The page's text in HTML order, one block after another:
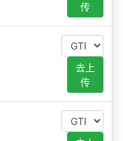
传
去上
传